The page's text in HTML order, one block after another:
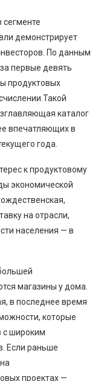
сегменте
демонстрирует
По данным
первые девять
продуктовых
каталог
впечатляющих в
года.
к продуктовому
экономической
на отрасли,
населения — в
магазины у дома.
в последнее время
которые
с широким
Если раньше
проектах —